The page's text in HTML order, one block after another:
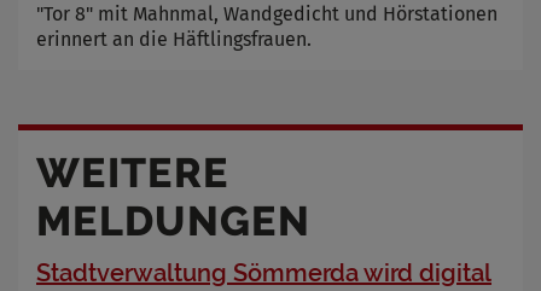
"Tor 8" mit Mahnmal, Wandgedicht und Hörstationen
erinnert an die Häftlingsfrauen.
WEITERE
MELDUNGEN
Stadtverwaltung Sömmerda wird digital